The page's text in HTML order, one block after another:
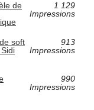
de
1 129
Impressions
soft
913
Impressions
990
Impressions